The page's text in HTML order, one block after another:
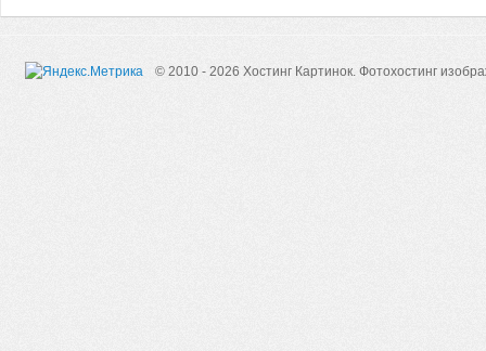
© 2010 - 2026 Хостинг Картинок. Фотохостинг